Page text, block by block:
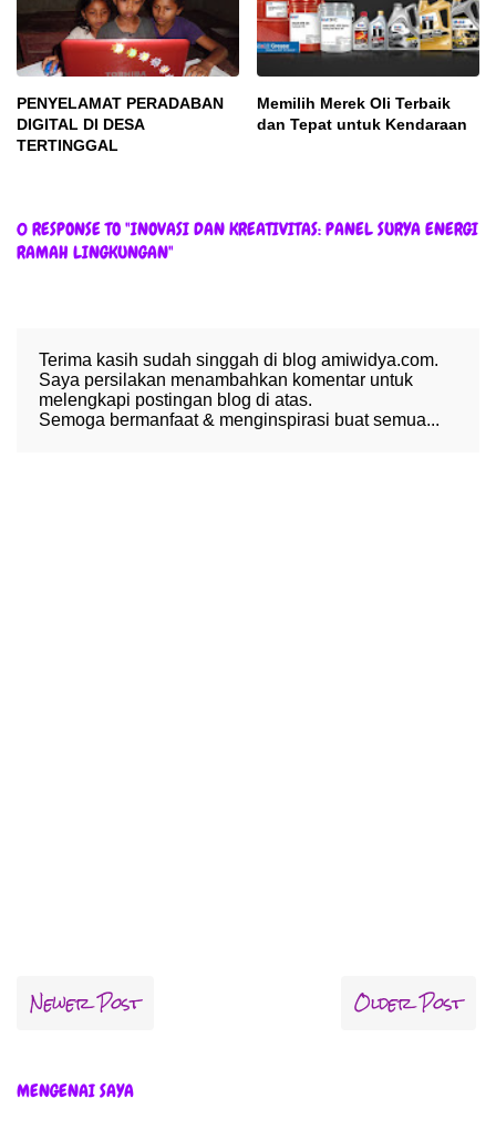
PENYELAMAT PERADABAN
DIGITAL DI DESA
TERTINGGAL
Memilih Merek Oli Terbaik
dan Tepat untuk Kendaraan
0 RESPONSE TO "INOVASI DAN KREATIVITAS: PANEL SURYA ENERGI
RAMAH LINGKUNGAN"
Terima kasih sudah singgah di blog amiwidya.com.
Saya persilakan menambahkan komentar untuk
melengkapi postingan blog di atas.
Semoga bermanfaat & menginspirasi buat semua...
Newer Post Older Post
MENGENAI SAYA